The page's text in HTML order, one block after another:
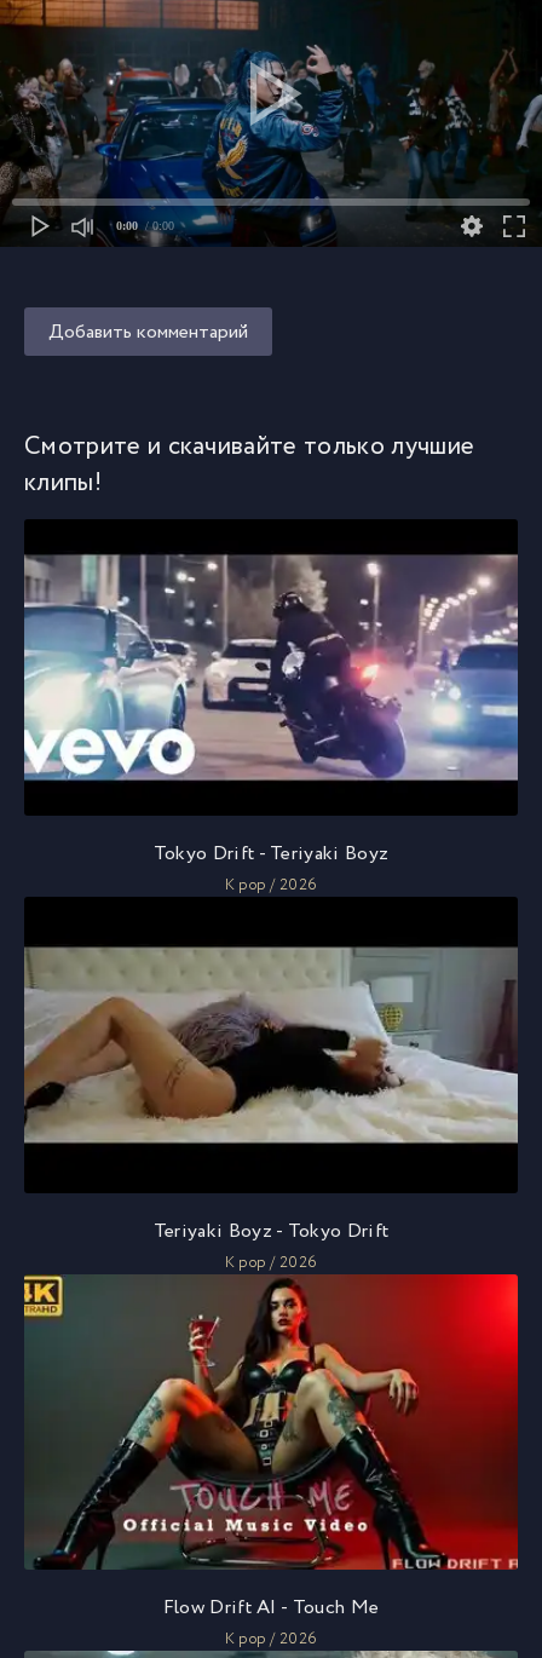
0:00 / 0:00
Добавить комментарий
Смотрите и скачивайте только лучшие
клипы!
Tokyo Drift - Teriyaki Boyz
K pop / 2026
Teriyaki Boyz - Tokyo Drift
K pop / 2026
Flow Drift AI - Touch Me
K pop / 2026